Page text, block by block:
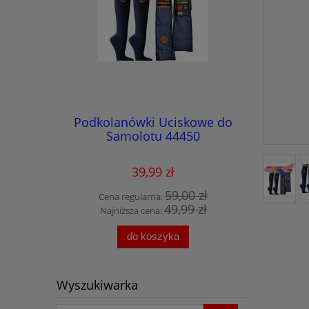
Podkolanówki Uciskowe do
Samolotu 44450
39,99 zł
Cena regularna:59,00 zł
Najniższa cena:49,99 zł
do koszyka
Wyszukiwarka